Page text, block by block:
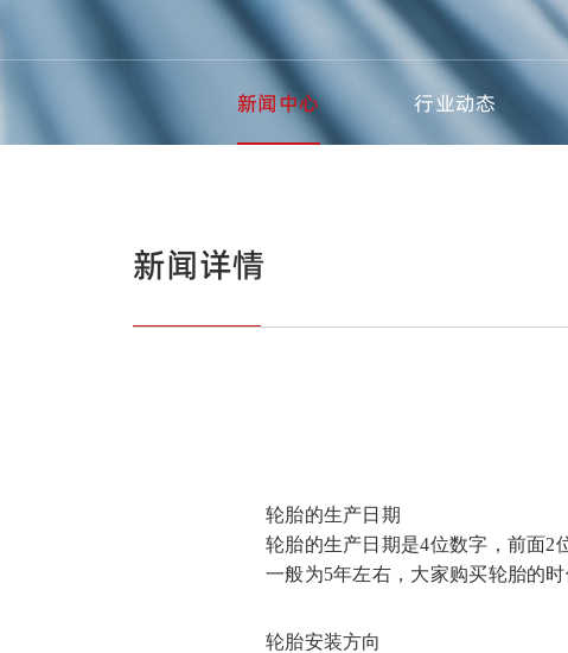
新闻中心 行业动态
新闻详情
轮胎的生产日期
轮胎的生产日期是4位数字，前面2
一般为5年左右，大家购买轮胎的
轮胎安装方向